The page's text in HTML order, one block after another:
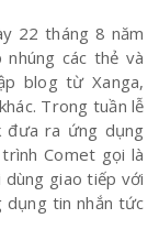
22 tháng 8 năm
các thẻ và
blog từ Xanga,
Trong tuần lễ
đưa ra ứng dụng
Comet gọi là
dùng giao tiếp với
tin nhắn tức